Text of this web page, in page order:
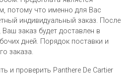
потому что именно для Вас
индивидуальный заказ. После
заказ будет доставлен в
дней. Порядок поставки и
заказа.
и проверить Panthere De Cartier